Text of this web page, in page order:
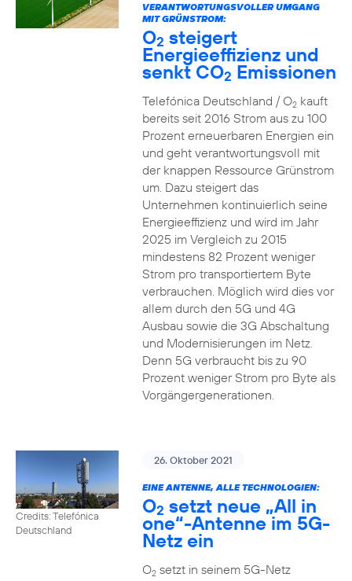
VERANTWORTUNGSVOLLER UMGANG
MIT GRÜNSTROM:
O2 steigert
Energieeffizienz und
senkt CO2 Emissionen
Telefónica Deutschland / O2kauft
bereits seit 2016 Strom aus zu 100
Prozent erneuerbaren Energien ein
und geht verantwortungsvoll mit
der knappen Ressource Grünstrom
um. Dazu steigert das
Unternehmen kontinuierlich seine
Energieeffizienz und wird im Jahr
2025 im Vergleich zu 2015
mindestens 82 Prozent weniger
Strom pro transportiertem Byte
verbrauchen. Möglich wird dies vor
allem durch den 5G und 4G
Ausbau sowie die 3G Abschaltung
und Modernisierungen im Netz.
Denn 5G verbraucht bis zu 90
Prozent weniger Strom pro Byte als
Vorgängergenerationen.
Credits: Telefónica
Deutschland
26. Oktober 2021
EINE ANTENNE, ALLE TECHNOLOGIEN:
O2 setzt neue „All in
one“-Antenne im 5G-
Netz ein
O2setzt in seinem 5G-Netz